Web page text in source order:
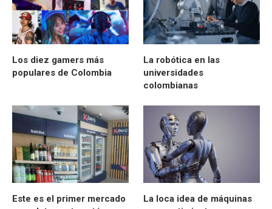
Los diez gamers más
populares de Colombia
La robótica en las
universidades
colombianas
Este es el primer mercado
La loca idea de máquinas